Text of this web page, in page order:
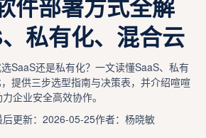
私有化、混合云
SaaS还是私有化？一文读懂SaaS、私有
提供三步选型指南与决策表，并介绍喧喧
企业安全高效协作。
后更新：2026-05-25作者：杨晓敏